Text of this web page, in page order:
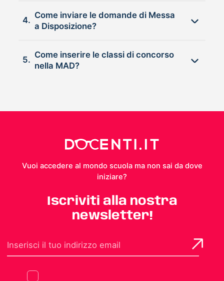
4.
Come inviare le domande di Messa
a Disposizione?
5.
Come inserire le classi di concorso
nella MAD?
Vuoi accedere al mondo scuola ma non sai da dove
iniziare?
Iscriviti alla nostra
newsletter!